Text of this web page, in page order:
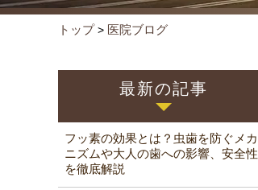
トップ > 医院ブログ
最新の記事
フッ素の効果とは？虫歯を防ぐメカ
ニズムや大人の歯への影響、安全性
を徹底解説